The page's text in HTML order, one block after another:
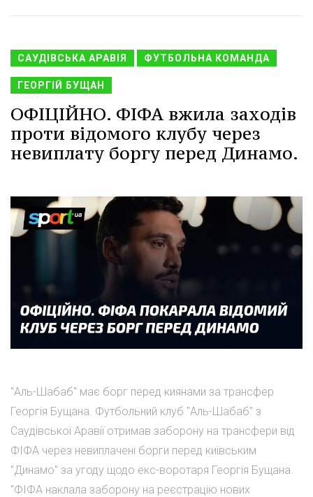
САУДІВСЬКА АРАВІЯ ФУТБОЛЬНА КОМАНДА
ГЕОРГІЙ БУЩАН
ОФІЦІЙНО. ФІФА вжила заходів
проти відомого клубу через
невиплату боргу перед Динамо.
"Аль-Шабаб" має борг перед киянами за трансфер
Георгія Бущана. Футбольний клуб "Аль-Шабаб" з
Саудівської Аравії отримав заборону на трансфери від
ФІФА через невиплачені борги перед київським
"Динамо" за угоду щодо екс-воротаря Георгія Бущана.
"ФІФА наклала заборону на реєстрацію нових